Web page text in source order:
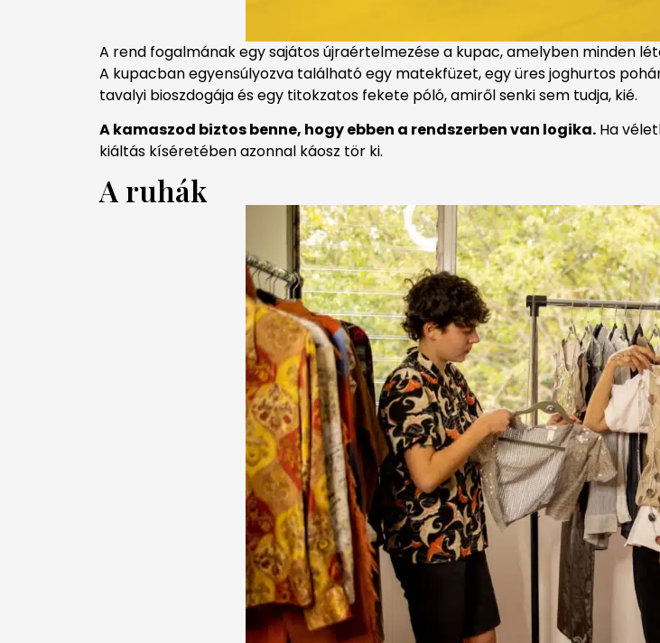
A rend fogalmának egy sajátos újraértelmezése a kupac, amelyben minden
A kupacban egyensúlyozva található egy matekfüzet, egy üres joghurtos
tavalyi bioszdogája és egy titokzatos fekete póló, amiről senki sem tudja, kié.
A kamaszod biztos benne, hogy ebben a rendszerben van logika. Ha
kiáltás kíséretében azonnal káosz tör ki.
A ruhák